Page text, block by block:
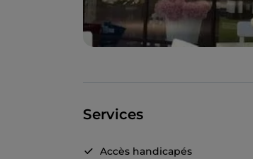
Services
Accès handicapés